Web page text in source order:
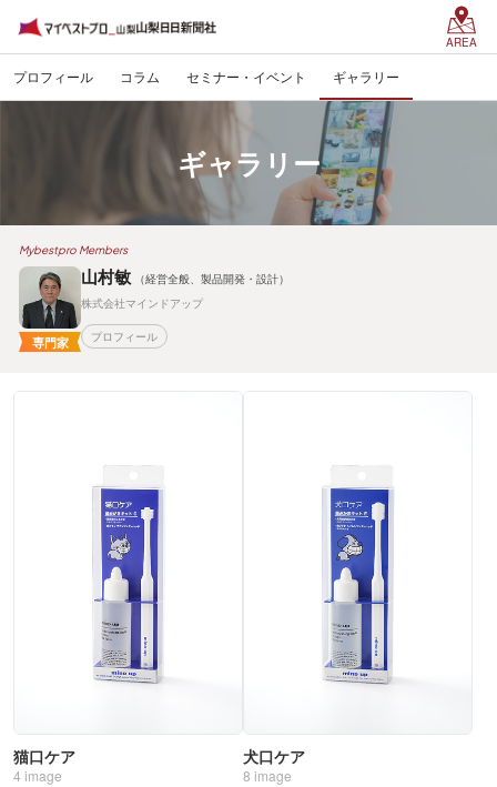
AREA
プロフィール コラム セミナー・イベント ギャラリー
ギャラリー
Mybestpro Members
専門家
山村敏
（経営全般、製品開発・設計）
株式会社マインドアップ
プロフィール
猫口ケア
4 image
犬口ケア
8 image